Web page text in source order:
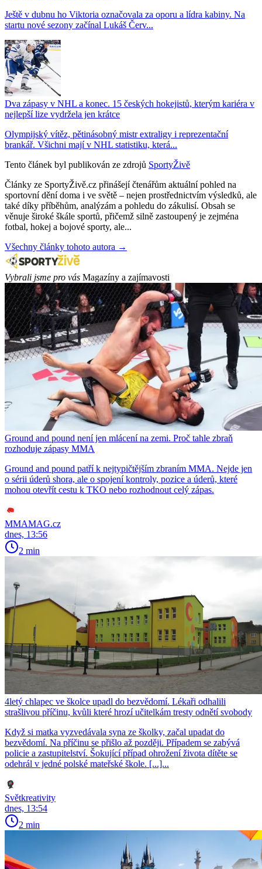
Ještě v dubnu ho Viktoria označovala za oporu a lídra kabiny. Na
startu nové sezony začínal Lukáš Červ...
Dva zápasy v NHL a konec. 15 českých hokejistů, kterým kariéra v
nejlepší lize vydržela jen krátce
Olympijský vítěz, pětinásobný mistr extraligy i reprezentační
brankář. Všichni mají v NHL statistiku, která...
Tento článek byl publikován ze zdrojů SportyŽivě
Články ze SportyŽivě.cz přinášejí čtenářům aktuální pohled na
sportovní dění doma i ve světě – nejen prostřednictvím výsledků, ale
také díky příběhům, analýzám a pohledu do zákulisí. Obsah se
věnuje široké škále sportů, přičemž silně zastoupený je zejména
fotbal, hokej a bojové sporty, ale...
Všechny články tohoto autora →
Vybrali jsme pro vás Magazíny a zajímavosti
Ground and pound není jen mlácení na zemi. Proč tahle zbraň
rozhoduje zápasy MMA
Ground and pound patří k nejtypičtějším zbraním MMA. Nejde jen
o sérii úderů shora, ale o spojení kontroly, pozice a úderů, které
mohou otevřít cestu k TKO nebo rozhodnout celý zápas.
MMAMAG.cz
dnes, 13:56
2 min
4letý chlapec ve školce upadl do bezvědomí. Lékaři odhalili
strašlivou příčinu, kvůli které hrozí učitelkám tresty odnětí svobody
Když si matka vyzvedávala syna ze školky, začal upadat do
bezvědomí. Na příčinu se přišlo až později. Případem se zabývá
policie a zastupitelství. Šokující případ ohrožení života dítěte se
odehrál v jedné polské mateřské škole. [...]...
Světkreativity
dnes, 13:54
2 min